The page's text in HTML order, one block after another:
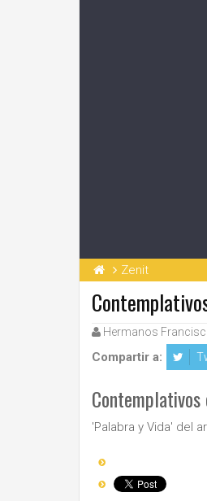
Zenit
Hermanos
Compartir a:
'Palabra y Vida' del